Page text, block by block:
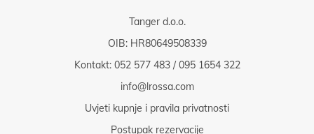
Tanger d.o.o.
OIB: HR80649508339
Kontakt: 052 577 483/095 1654 322
info@lrossa.com
Uvjeti kupnje i pravila privatnosti
Postupak rezervacije